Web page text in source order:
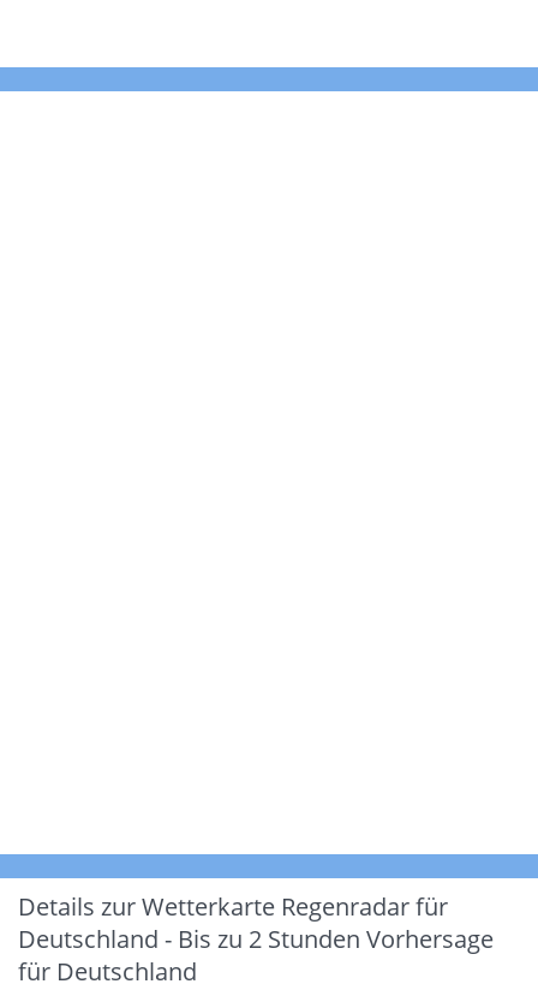
Details zur Wetterkarte Regenradar für
Deutschland - Bis zu 2 Stunden Vorhersage
für Deutschland